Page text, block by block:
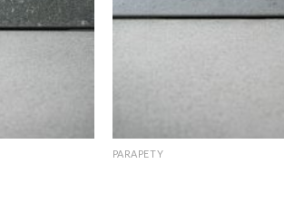
PARAPETY